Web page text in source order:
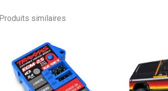
Produits similaires